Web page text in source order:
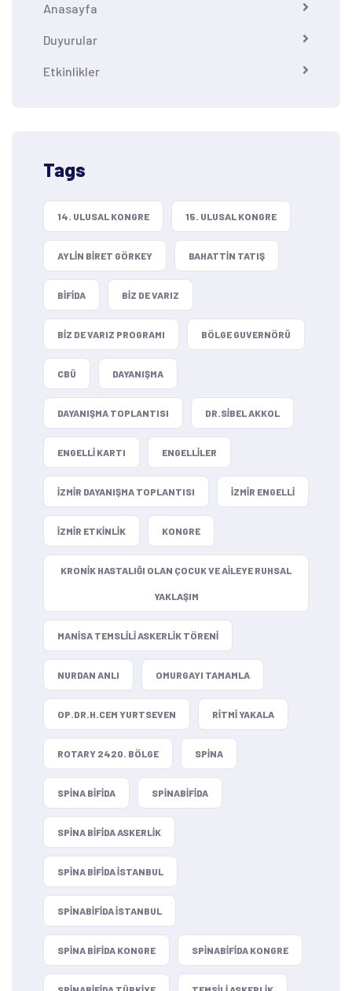
Anasayfa
Duyurular
Etkinlikler
Tags
14. ULUSAL KONGRE 15. ULUSAL KONGRE
AYLIN BIRET GÖRKEY BAHATTIN TATIŞ
BIFIDA BIZ DE VARIZ
BIZ DE VARIZ PROGRAMI BÖLGE GUVERNÖRÜ
CBÜ DAYANIŞMA
DAYANIŞMA TOPLANTISI DR.SIBEL AKKOL
ENGELLI KARTI ENGELLILER
IZMIR DAYANIŞMA TOPLANTISI IZMIR ENGELLI
IZMIR ETKINLIK KONGRE
KRONIK HASTALIĞI OLAN ÇOCUK VE AILEYE RUHSAL
YAKLAŞIM
MANISA TEMSLILI ASKERLIK TÖRENI
NURDAN ANLI OMURGAYI TAMAMLA
OP.DR.H.CEM YURTSEVEN RITMI YAKALA
ROTARY 2420. BÖLGE SPINA
SPINA BIFIDA SPINABIFIDA
SPINA BIFIDA ASKERLIK
SPINA BIFIDA ISTANBUL
SPINABIFIDA ISTANBUL
SPINA BIFIDA KONGRE SPINABIFIDA KONGRE